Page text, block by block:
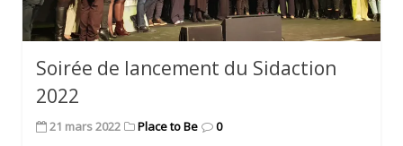
Soirée de lancement du Sidaction
2022
21 mars 2022 Place to Be 0